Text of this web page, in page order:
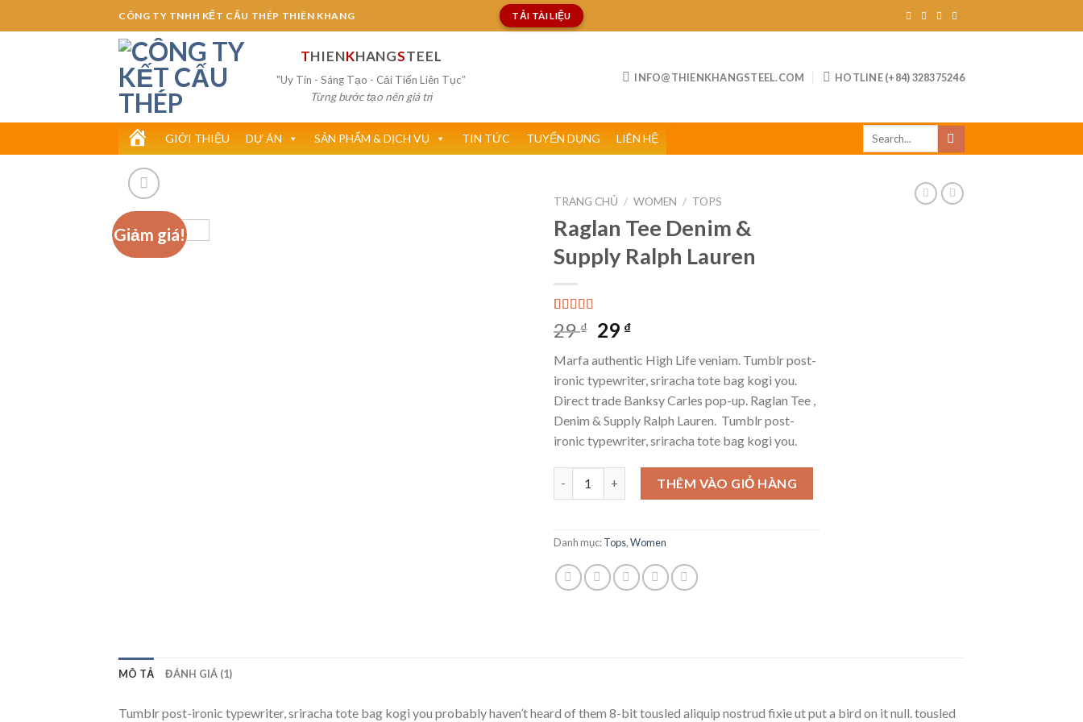
to
CÔNG TY TNHH KẾT CẤU THÉP THIÊN KHANG TẢI TÀI LIỆU
THIENKHANGSTEEL
"Uy Tín - Sáng Tạo - Cải Tiến Liên Tục”
Từng bước tạo nên giá trị
INFO@THIENKHANGSTEEL.COM HOTLINE (+84) 328375246
O
M
E
GIỚI THIỆU DỰ ÁN SẢN PHẨM & DỊCH VỤ TIN TỨC TUYỂN DỤNG LIÊN HỆ
Tìm
Giảm giá!
TRANG CHỦ / WOMEN / TOPS
Raglan Tee Denim &
Supply Ralph Lauren
5.00 trên 5
dựa trên
1
29₫ Giá
là:
29 ₫.
29 ₫Giá
tại
là:
29 ₫.
Marfa authentic High Life veniam. Tumblr post-
ironic typewriter, sriracha tote bag kogi you.
Direct trade Banksy Carles pop-up. Raglan Tee ,
Denim & Supply Ralph Lauren. Tumblr post-
ironic typewriter, sriracha tote bag kogi you.
Raglan Tee Denim & Supply Ralph Lauren số lượng
THÊM VÀO GIỎ HÀNG
Danh mục:Tops,Women
MÔ TẢ ĐÁNH GIÁ (1)
Tumblr post-ironic typewriter, sriracha tote bag kogi you probably haven’t heard of them 8-bit tousled aliquip nostrud fixie ut put a bird on it null. tousled